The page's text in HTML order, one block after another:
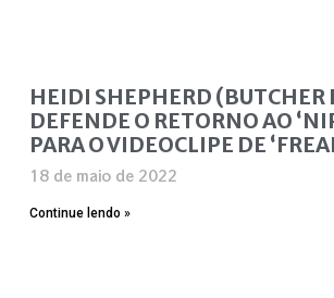
HEIDI SHEPHERD (BUTCHER
DEFENDE O RETORNO AO
PARA O VIDEOCLIPE DE
18 de maio de 2022
Continue lendo »